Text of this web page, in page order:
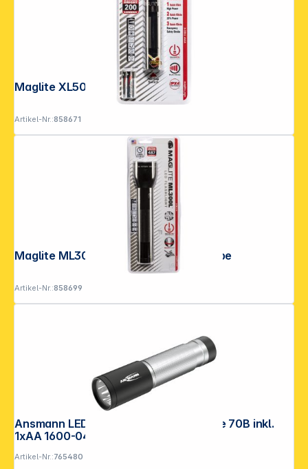
Maglite XL50 LED Taschenlampe
Artikel-Nr.:858671
Maglite ML300L 2 D-Cell Taschenlampe
Artikel-Nr.:858699
Ansmann LED Taschenlampe Daily Use 70B inkl.
1xAA 1600-0427
Artikel-Nr.:765480